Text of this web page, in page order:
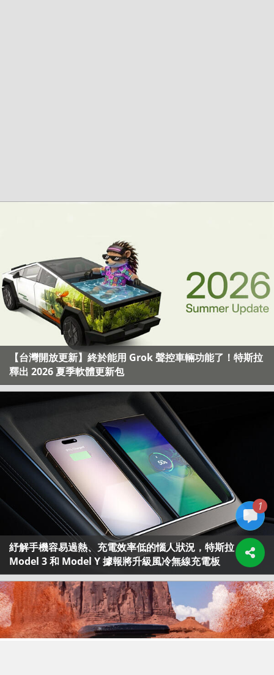
1
【台灣開放更新】終於能用 Grok 聲控車輛功能了！特斯拉
釋出 2026 夏季軟體更新包
紓解手機容易過熱、充電效率低的惱人狀況，特斯拉
Model 3 和 Model Y 據報將升級風冷無線充電板